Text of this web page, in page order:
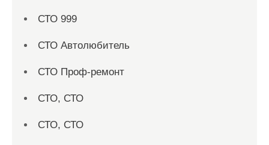
СТО 999
СТО Автолюбитель
СТО Проф-ремонт
СТО, СТО
СТО, СТО